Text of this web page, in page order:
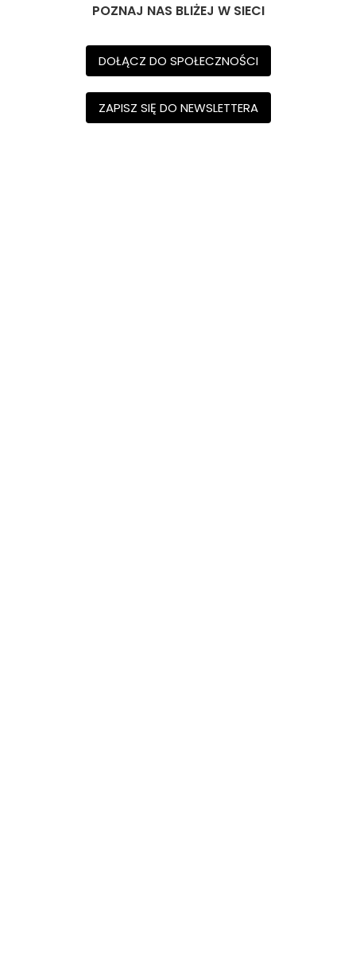
POZNAJ NAS BLIŻEJ W SIECI
DOŁĄCZ DO SPOŁECZNOŚCI
ZAPISZ SIĘ DO NEWSLETTERA